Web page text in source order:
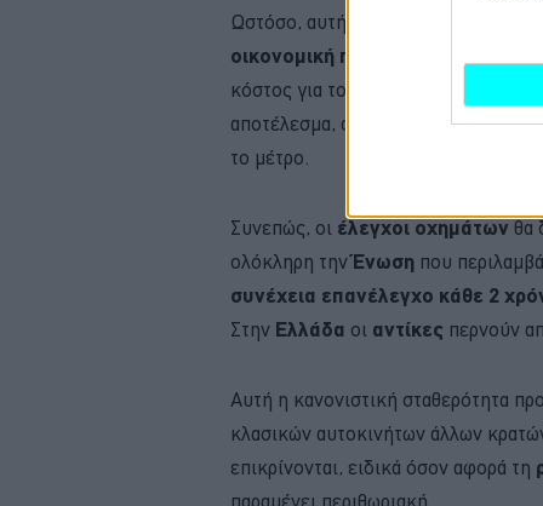
Ωστόσο, αυτή η ιδέα, η οποία
οικονομική πραγματικότητα
κόστος για τους οδηγούς, ένα
αποτέλεσμα, οι υπουργοί
το μέτρο.
Συνεπώς, οι έλεγχοι οχημάτων θα
ολόκληρη τηνΈνωση που
συνέχεια επανέλεγχο κάθε 2
Στην Ελλάδα οι αντίκες περνούν
Αυτή η κανονιστική σταθερότητα
κλασικών αυτοκινήτων άλλων
επικρίνονται, ειδικά όσον αφορά τη